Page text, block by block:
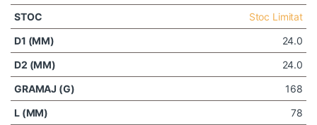
Stoc Limitat
24.0
24.0
168
78